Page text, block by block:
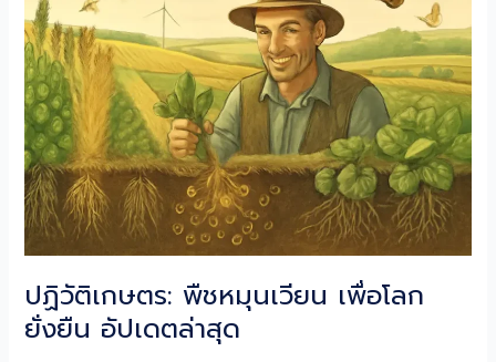
นวัตกรรม
การ
เพาะ
ปลูก
ยั่งยืน
แห่ง
อนาคต
ปฏิวัติเกษตร: พืชหมุนเวียน เพื่อโลก
ยั่งยืน อัปเดตล่าสุด